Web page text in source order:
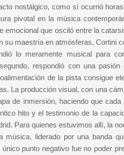
nostálgico, como sí ocurrió
pivotal en la música
emocional que osciló entre la
su maestría en atmósferas,
lo meramente musical para
respondió con una
de la pista consigue
La producción visual, con una
de inmersión, haciendo que
hito y el testimonio de la
Para quienes estuvimos allí, la
música, liderado por una banda
punto negativo fue no poder